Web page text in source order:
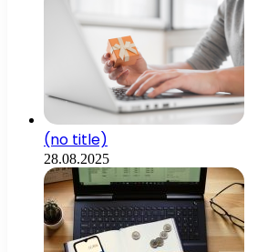
(no title)
28.08.2025